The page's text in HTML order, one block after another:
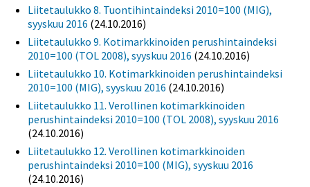
Liitetaulukko 8. Tuontihintaindeksi 2010=100 (MIG),
syyskuu 2016 (24.10.2016)
Liitetaulukko 9. Kotimarkkinoiden perushintaindeksi
2010=100 (TOL 2008), syyskuu 2016 (24.10.2016)
Liitetaulukko 10. Kotimarkkinoiden perushintaindeksi
2010=100 (MIG), syyskuu 2016 (24.10.2016)
Liitetaulukko 11. Verollinen kotimarkkinoiden
perushintaindeksi 2010=100 (TOL 2008), syyskuu 2016
(24.10.2016)
Liitetaulukko 12. Verollinen kotimarkkinoiden
perushintaindeksi 2010=100 (MIG), syyskuu 2016
(24.10.2016)